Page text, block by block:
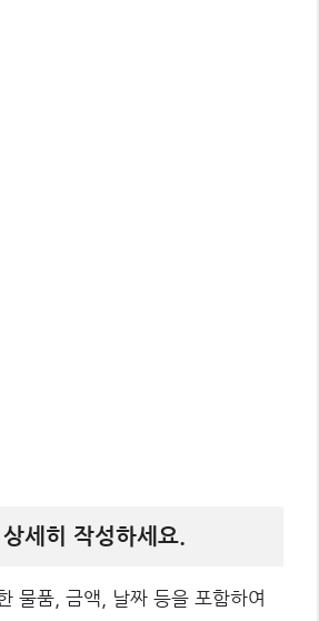
세히 작성하세요.
물품, 금액, 날짜 등을 포함하여